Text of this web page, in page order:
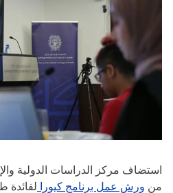
استضاف مركز الدراسات الدولية
من ورش عمل برنامج كيورا لفائدة